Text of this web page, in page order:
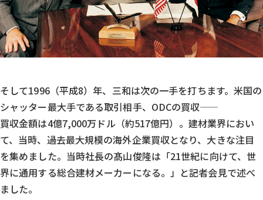
そして1996（平成8）年、三和は次の一手を打ちます。米国の
シャッター最大手である取引相手、ODCの買収——
買収金額は4億7,000万ドル（約517億円）。建材業界におい
て、当時、過去最大規模の海外企業買収となり、大きな注目
を集めました。当時社長の髙山俊隆は「21世紀に向けて、世
界に通用する総合建材メーカーになる。」と記者会見で述べ
ました。